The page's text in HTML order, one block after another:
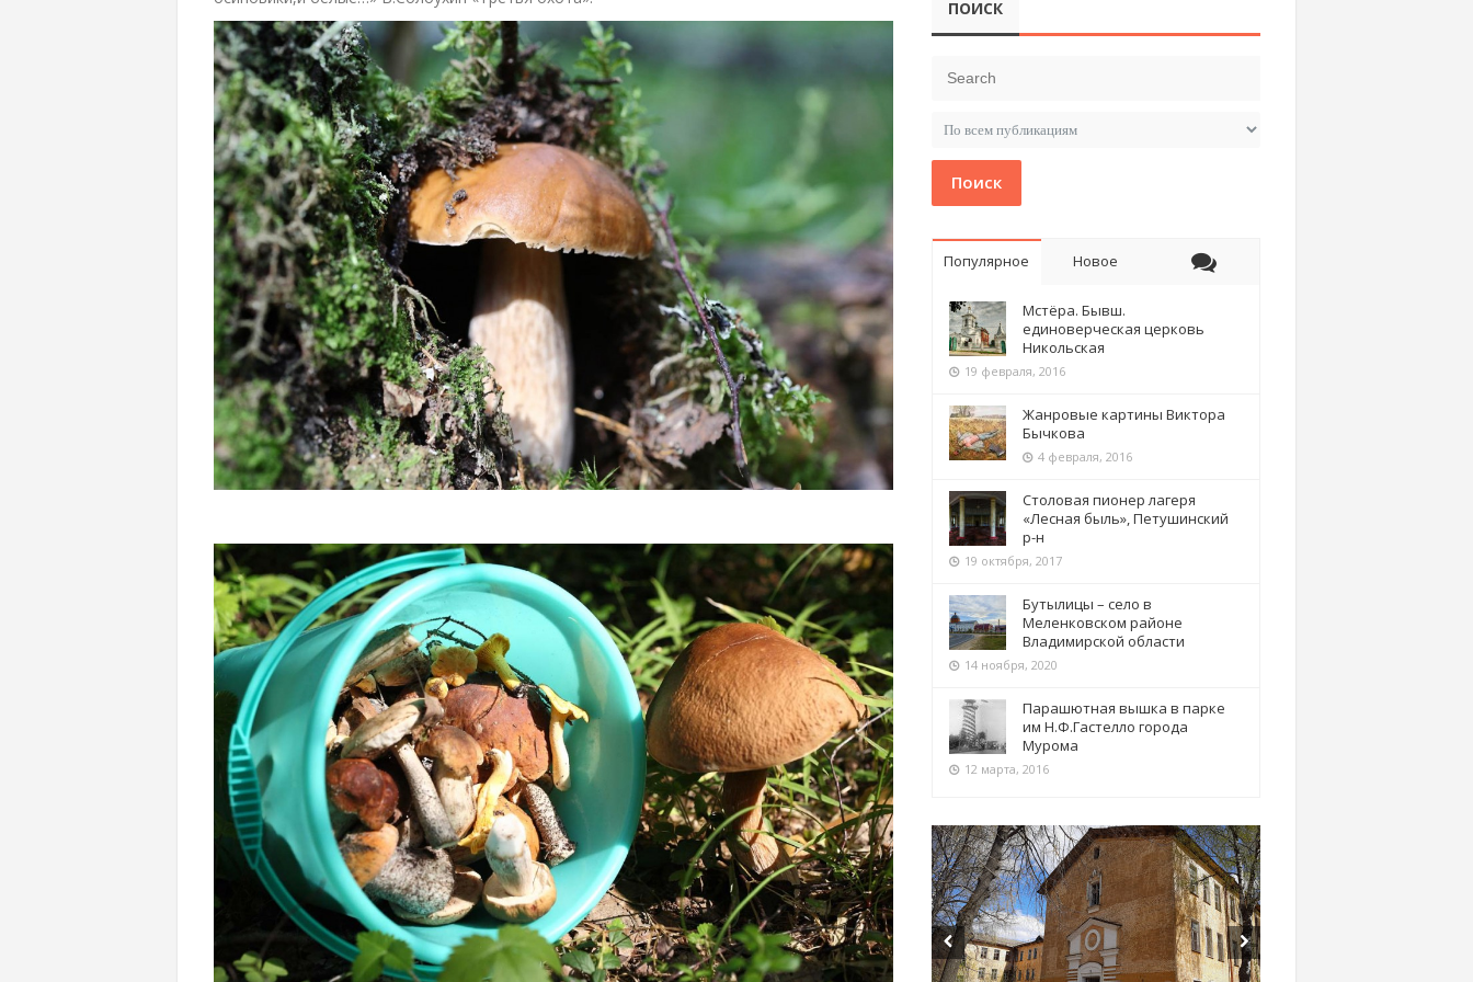
ПОИСК
Поиск
Популярное Новое
Мстёра. Бывш.
единоверческая церковь
Никольская
19 февраля, 2016
Жанровые картины Виктора
Бычкова
4 февраля, 2016
Столовая пионер лагеря
«Лесная быль», Петушинский
р-н
19 октября, 2017
Бутылицы – село в
Меленковском районе
Владимирской области
14 ноября, 2020
Парашютная вышка в парке
им Н.Ф.Гастелло города
Мурома
12 марта, 2016